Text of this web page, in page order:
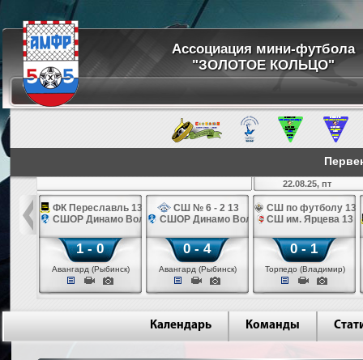
Ассоциация мини-футбола
"ЗОЛОТОЕ КОЛЬЦО"
черные 13
13
ФК Переславль 13
СШОР Динамо Вологда синие 13
1 - 0
Авангард (Рыбинск)
СШ № 6 - 2 13
СШОР Динамо Вологда синие 13
0 - 4
Авангард (Рыбинск)
22.08.25, пт
СШ по футболу 13
СШ им. Ярцева 13
0 - 1
Торпедо (Владимир)
Календарь Команды